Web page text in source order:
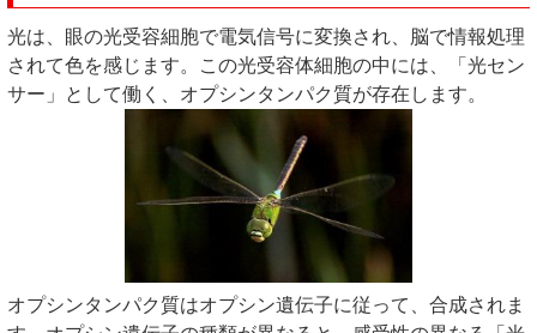
光は、眼の光受容細胞で電気信号に変換され、脳で情報処理
されて色を感じます。この光受容体細胞の中には、「光セン
サー」として働く、オプシンタンパク質が存在します。
オプシンタンパク質はオプシン遺伝子に従って、合成されま